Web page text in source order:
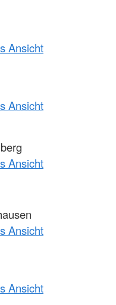
Ansicht
Ansicht
Ansicht
Ansicht
Ansicht